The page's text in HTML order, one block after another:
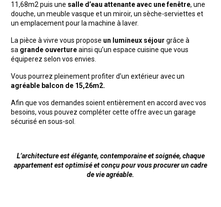
11,68m2 puis une salle d’eau attenante avec une fenêtre, une
douche, un meuble vasque et un miroir, un sèche-serviettes et
un emplacement pour la machine à laver.
La pièce à vivre vous propose un lumineux séjour grâce à
sa grande ouvertureainsi qu’un espace cuisine que vous
équiperez selon vos envies.
Vous pourrez pleinement profiter d’un extérieur avec un
agréable balcon de 15,26m2.
Afin que vos demandes soient entièrement en accord avec vos
besoins, vous pouvez compléter cette offre avec un garage
sécurisé en sous-sol.
L’architecture est élégante, contemporaine et soignée, chaque
appartement est optimisé et conçu pour vous procurer un cadre
de vie agréable.